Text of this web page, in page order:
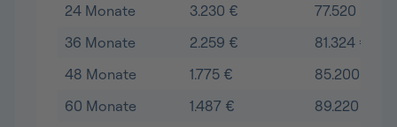
24 Monate
3.230 €
77.520 €
36 Monate
2.259 €
81.324 €
48 Monate
1.775 €
85.200 €
60 Monate
1.487 € 89.220 €